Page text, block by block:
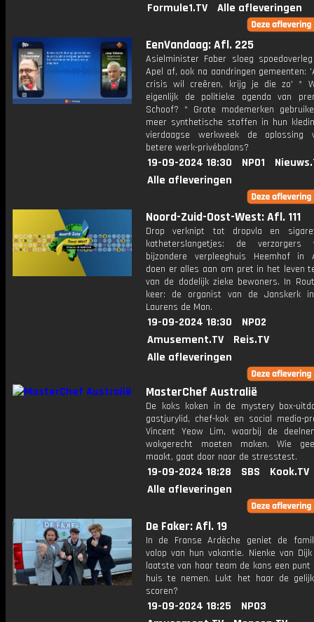
Formule1.TV
Alle afleveringen
EenVandaag: Afl. 225
Asielminister Faber sloeg
Apel af, ook na aandringen gemeenten:
crisis wil creëren, krijg je die zo' *
eigenlijk de politieke agenda van
Schoof? * Grote modemerken
meer synthetische stoffen in hun
vierdaagse werkweek de oplossing
betere werk-privébalans?
19-09-2024 18:30 NPO1
Alle afleveringen
Noord-Zuid-Oost-West: Afl. 111
Drop verknipt tot dropvla en
katheterslangetjes: de
bijzondere verpleeghuis Heemhof in
doen er alles aan om pret in het leven
van de dodelijk zieke bewoners. In
keer: de organist van de Janskerk
Laurens de Man.
19-09-2024 18:30
NPO2
Amusement.TV
Reis.TV
Alle afleveringen
MasterChef Australië
De koks koken in de mystery box-
gastjurylid, chef-kok en social media-
Vincent Yeow Lim, waarbij de
wokgerecht moeten maken. Wie
maakt, gaat door naar de stresstest.
19-09-2024 18:28 SBS
Kook.TV
Alle afleveringen
De Faker: Afl. 19
In de Franse Ardèche geniet de
volop van hun vakantie. Nienke van
laatste van haar team de kans een punt
huis te nemen. Lukt het haar de
scoren?
19-09-2024 18:25
NPO3